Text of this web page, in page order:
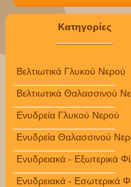
Κατηγορίες
Βελτιωτικά Γλυκού Νερού
Βελτιωτικά Θαλασσινού
Ενυδρεία Γλυκού Νερού
Ενυδρεία Θαλασσινού
Ενυδρειακά - Εξωτερικά
Ενυδρειακά - Εσωτερικά